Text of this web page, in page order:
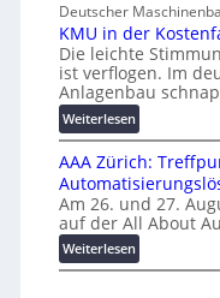
c
h
a
f
f
i
v
e
r
l
A
u
t
m
Deutscher
KMU in der
Die leichte
ist verflogen. Im
Anlagenbau
Weiterlesen:
K
M
U
i
d
e
AAA Zürich:
Am 26. und 27.
auf der All About
Weiterlesen:
A